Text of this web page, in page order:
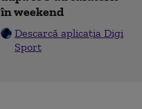
în weekend
Descarcă aplicația Digi
Sport